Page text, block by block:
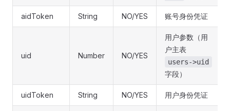
aidToken String NO/YES 账号身份凭证
uid Number NO/YES
用户参数（用
户主表
users->uid
字段）
uidToken String NO/YES 用户身份凭证